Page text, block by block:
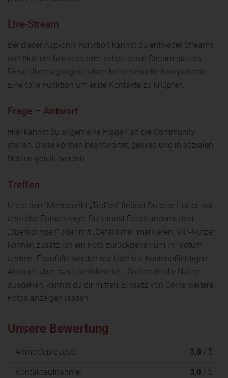
Live-Stream
Bei dieser App-only Funktion kannst du entweder Streams
von Nutzern beitreten oder selbst einen Stream starten.
Diese Übertragungen haben keine sexuelle Komponente.
Eine tolle Funktion um erste Kontakte zu knüpfen.
Frage – Antwort
Hier kannst du allgemeine Fragen an die Community
stellen. Diese können beantwortet, geliked und in sozialen
Netzen geteilt werden.
Treffen
Unter dem Menüpunkt „Treffen“ findest Du eine Hot-or-not-
ähnliche Fotoanzeige. Du kannst Fotos anderer User
„überspringen“ oder mit „Gefällt mir“ markieren. VIP-Nutzer
können zusätzlich ein Foto zurückgehen um ihr Votum
ändern. Ebenfalls werden nur User mit kostenpflichtigem
Account über das Like informiert. Sollten dir die Nutzer
ausgehen, kannst du dir mittels Einsatz von Coins weitere
Fotos anzeigen lassen.
Unsere Bewertung
Anmeldeprozess: 3,0 / 5
Kontaktaufnahme: 3,0 / 5